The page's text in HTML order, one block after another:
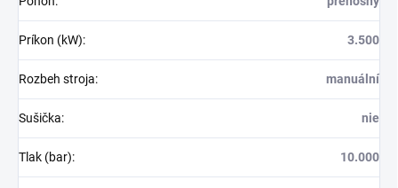
Príkon (kW): 3.500
Rozbeh stroja: manuální
Sušička: nie
Tlak (bar): 10.000